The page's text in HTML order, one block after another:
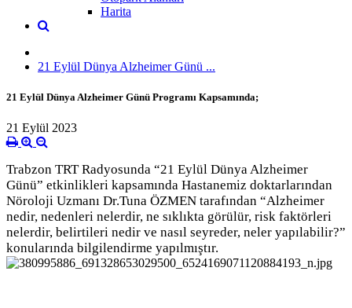
Harita
21 Eylül Dünya Alzheimer Günü ...
21 Eylül Dünya Alzheimer Günü Programı Kapsamında;
21 Eylül 2023
Trabzon TRT Radyosunda “21 Eylül Dünya Alzheimer
Günü” etkinlikleri kapsamında Hastanemiz doktarlarından
Nöroloji Uzmanı Dr.Tuna ÖZMEN tarafından “Alzheimer
nedir, nedenleri nelerdir, ne sıklıkta görülür, risk faktörleri
nelerdir, belirtileri nedir ve nasıl seyreder, neler yapılabilir?”
konularında bilgilendirme yapılmıştır.